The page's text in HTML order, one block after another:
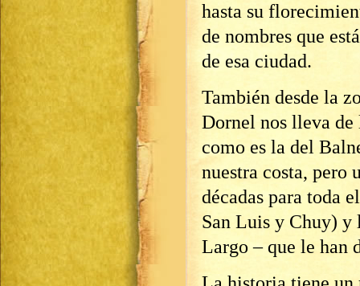
hasta su
de nombres que
de esa ciudad.
También desde la
Dornel nos lleva de
como es la del
nuestra costa, pero
décadas para toda
San Luis y Chuy) y
Largo – que le han